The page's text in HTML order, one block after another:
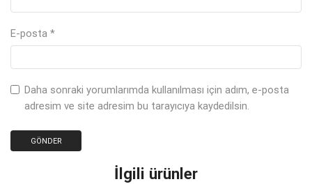
E-posta *
Daha sonraki yorumlarımda kullanılması için adım, e-posta
adresim ve site adresim bu tarayıcıya kaydedilsin.
İlgili ürünler